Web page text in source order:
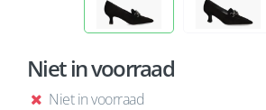
Niet in voorraad
Niet in voorraad